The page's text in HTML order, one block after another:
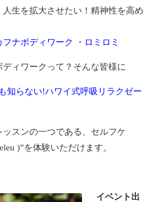
生を拡大させたい！精神性を高め
ナボディワーク ・ロミロミ
ィワークって？そんな皆様に
知らない!ハワイ式呼吸リラクゼー
スンの一つである、セルフケ
)”を体験いただけます。
イベント出